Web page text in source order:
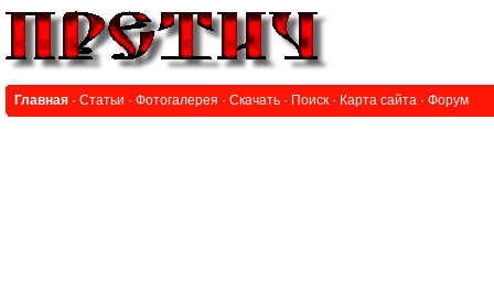
Главная · Статьи · Фотогалерея · Скачать · Поиск · Карта сайта · Форум